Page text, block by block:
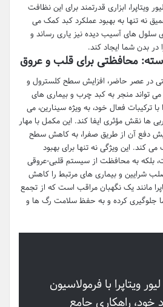
ویتاپرا، ابزاری قدرتمند برای این نظافت
نه تنها به بهبود عملکرد کبد کمک می
سلول های آسیب دیده نیز یاری رساند و
بدن شما ایجاد کند.
محافظتی برای قلب و عروق
در عصر حاضر، افزایش سطح کلسترول و
تواند منجر به کبد چرب و بیماری های
با ترکیبات فعال خود، به ویژه سینارین، می
ها نقش مؤثری ایفا کند. این مکمل با مهار
دفع آن از طریق صفرا، به کاهش سطح
این ویژگی نه تنها برای بهبود
به محافظت از سیستم قلبی-عروقی
شرایین و بیماری های مرتبط را کاهش
مانند یک نگهبان مراقب است که از تجمع
جلوگیری کرده و به حفظ سلامت رگ ها و
ویتاپرا با فرمولاسیون
خود، راهکاری جامع